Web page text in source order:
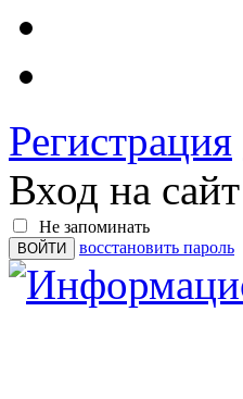
Регистрация
Вход на сайт
Не запоминать
восстановить пароль